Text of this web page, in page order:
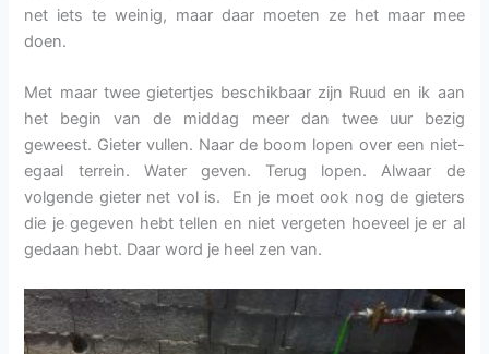
net iets te weinig, maar daar moeten ze het maar mee
doen.
Met maar twee gietertjes beschikbaar zijn Ruud en ik aan
het begin van de middag meer dan twee uur bezig
geweest. Gieter vullen. Naar de boom lopen over een niet-
egaal terrein. Water geven. Terug lopen. Alwaar de
volgende gieter net vol is. En je moet ook nog de gieters
die je gegeven hebt tellen en niet vergeten hoeveel je er al
gedaan hebt. Daar word je heel zen van.